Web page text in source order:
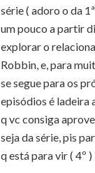
série ( adoro o da
um pouco a partir
explorar o
Robbin, e, para
se segue para os
episódios é ladeira
q vc consiga
seja da série, pis
q está para vir ( 4º )